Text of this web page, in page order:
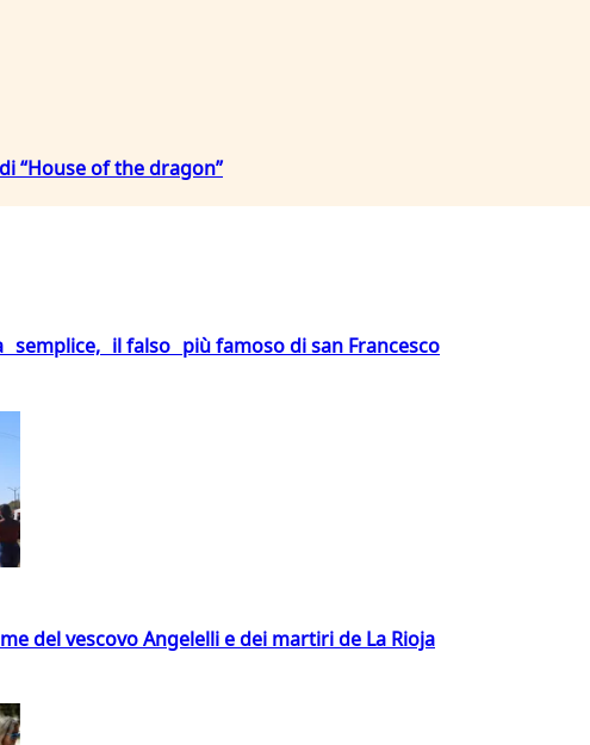
“House of the dragon”
semplice, il falso più famoso di san Francesco
del vescovo Angelelli e dei martiri de La Rioja